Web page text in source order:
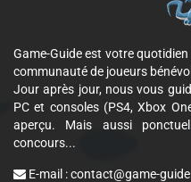
Game-Guide est votre
communauté de joueurs
Jour après jour, nous vous
PC et consoles (PS4, Xbox
aperçu. Mais aussi
concours...
E-mail :contact@game-